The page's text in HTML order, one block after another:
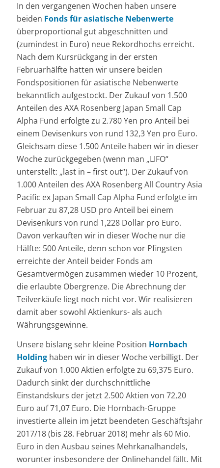
In den vergangenen Wochen haben unsere
beiden Fonds für asiatische Nebenwerte
überproportional gut abgeschnitten und
(zumindest in Euro) neue Rekordhochs erreicht.
Nach dem Kursrückgang in der ersten
Februarhälfte hatten wir unsere beiden
Fondspositionen für asiatische Nebenwerte
bekanntlich aufgestockt. Der Zukauf von 1.500
Anteilen des AXA Rosenberg Japan Small Cap
Alpha Fund erfolgte zu 2.780 Yen pro Anteil bei
einem Devisenkurs von rund 132,3 Yen pro Euro.
Gleichsam diese 1.500 Anteile haben wir in dieser
Woche zurückgegeben (wenn man „LIFO“
unterstellt: „last in – first out“). Der Zukauf von
1.000 Anteilen des AXA Rosenberg All Country Asia
Pacific ex Japan Small Cap Alpha Fund erfolgte im
Februar zu 87,28 USD pro Anteil bei einem
Devisenkurs von rund 1,228 Dollar pro Euro.
Davon verkauften wir in dieser Woche nur die
Hälfte: 500 Anteile, denn schon vor Pfingsten
erreichte der Anteil beider Fonds am
Gesamtvermögen zusammen wieder 10 Prozent,
die erlaubte Obergrenze. Die Abrechnung der
Teilverkäufe liegt noch nicht vor. Wir realisieren
damit aber sowohl Aktienkurs- als auch
Währungsgewinne.
Unsere bislang sehr kleine Position Hornbach
Holdinghaben wir in dieser Woche verbilligt. Der
Zukauf von 1.000 Aktien erfolgte zu 69,375 Euro.
Dadurch sinkt der durchschnittliche
Einstandskurs der jetzt 2.500 Aktien von 72,20
Euro auf 71,07 Euro. Die Hornbach-Gruppe
investierte allein im jetzt beendeten Geschäftsjahr
2017/18 (bis 28. Februar 2018) mehr als 60 Mio.
Euro in den Ausbau seines Mehrkanalhandels,
worunter insbesondere der Onlinehandel fällt. Mit